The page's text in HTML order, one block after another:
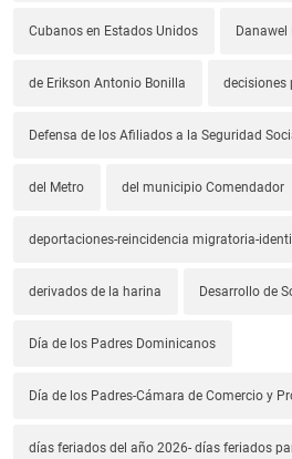
Cubanos en Estados Unidos Danawel
de Erikson Antonio Bonilla decisiones
Defensa de los Afiliados a la Seguridad
del Metro del municipio Comendador
deportaciones-reincidencia migratoria-
derivados de la harina Desarrollo de
Día de los Padres Dominicanos
Día de los Padres-Cámara de Comercio y
días feriados del año 2026- días feriados